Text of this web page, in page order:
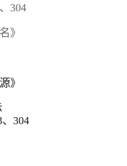
304
》
》
304